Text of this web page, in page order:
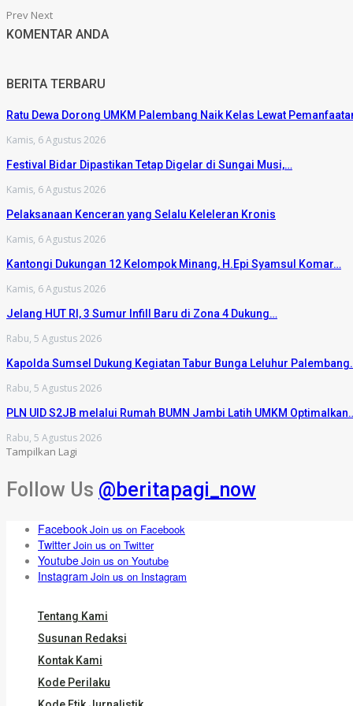
Prev Next
KOMENTAR ANDA
BERITA TERBARU
Ratu Dewa Dorong UMKM Palembang Naik Kelas Lewat
Kamis, 6 Agustus 2026
Festival Bidar Dipastikan Tetap Digelar di Sungai Musi,…
Kamis, 6 Agustus 2026
Pelaksanaan Kenceran yang Selalu Keleleran Kronis
Kamis, 6 Agustus 2026
Kantongi Dukungan 12 Kelompok Minang, H.Epi Syamsul Komar…
Kamis, 6 Agustus 2026
Jelang HUT RI, 3 Sumur Infill Baru di Zona 4 Dukung…
Rabu, 5 Agustus 2026
Kapolda Sumsel Dukung Kegiatan Tabur Bunga Leluhur
Rabu, 5 Agustus 2026
PLN UID S2JB melalui Rumah BUMN Jambi Latih UMKM
Rabu, 5 Agustus 2026
Tampilkan Lagi
Follow Us @beritapagi_now
FacebookJoin us on Facebook
TwitterJoin us on Twitter
YoutubeJoin us on Youtube
Instagram Join us on Instagram
Tentang Kami
Susunan Redaksi
Kontak Kami
Kode Perilaku